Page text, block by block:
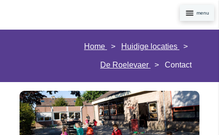
Home Huidige locaties
De Roelevaer Contact